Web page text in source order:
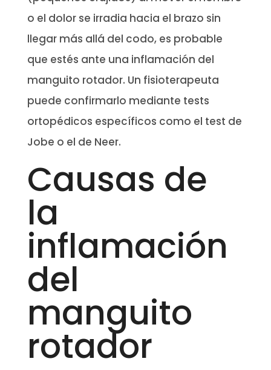
o el dolor se irradia hacia el brazo sin
llegar más allá del codo, es probable
que estés ante una inflamación del
manguito rotador. Un fisioterapeuta
puede confirmarlo mediante tests
ortopédicos específicos como el test de
Jobe o el de Neer.
Causas de
la
inflamación
del
manguito
rotador